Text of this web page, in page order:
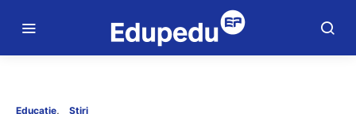
Educație Știri